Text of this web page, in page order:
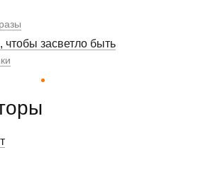
засветло быть